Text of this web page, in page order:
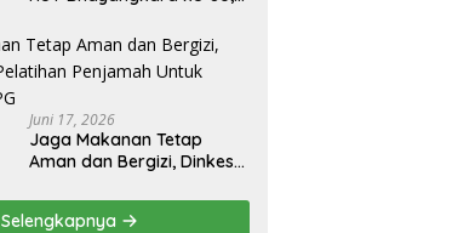
Ratu Samban
Juni 17, 2026
Jaga Makanan Tetap
Aman dan Bergizi, Dinkes
Untuk Pengelola SPPG
Selengkapnya